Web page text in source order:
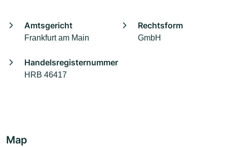
Amtsgericht
Frankfurt am Main
Rechtsform
GmbH
Handelsregisternummer
HRB 46417
Map